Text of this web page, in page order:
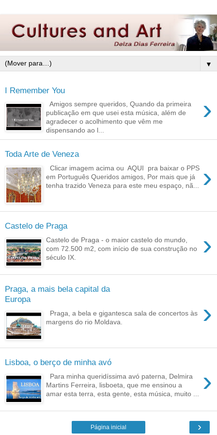
▼
I Remember You
›
Amigos sempre queridos, Quando da primeira
publicação em que usei esta música, além de
agradecer o acolhimento que vêm me
dispensando ao l...
Toda Arte de Veneza
›
Clicar imagem acima ou AQUI pra baixar o PPS
em Português Queridos amigos, Por mais que já
tenha trazido Veneza para este meu espaço, nã...
Castelo de Praga
›
Castelo de Praga - o maior castelo do mundo,
com 72.500 m2, com início de sua construção no
século IX.
Praga, a mais bela capital da
Europa
›
Praga, a bela e gigantesca sala de concertos às
margens do rio Moldava.
Lisboa, o berço de minha avó
›
Para minha queridíssima avó paterna, Delmira
Martins Ferreira, lisboeta, que me ensinou a
amar esta terra, esta gente, esta música, muito ...
›
Página inicial